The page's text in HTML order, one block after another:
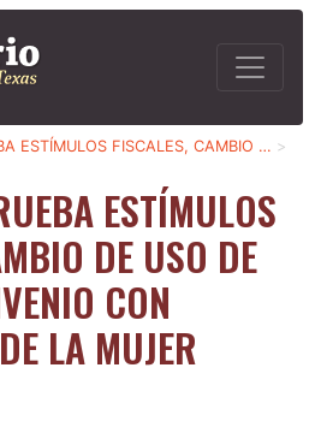
ESTÍMULOS FISCALES, CAMBIO … >
ESTÍMULOS
DE USO DE
CON
LA MUJER